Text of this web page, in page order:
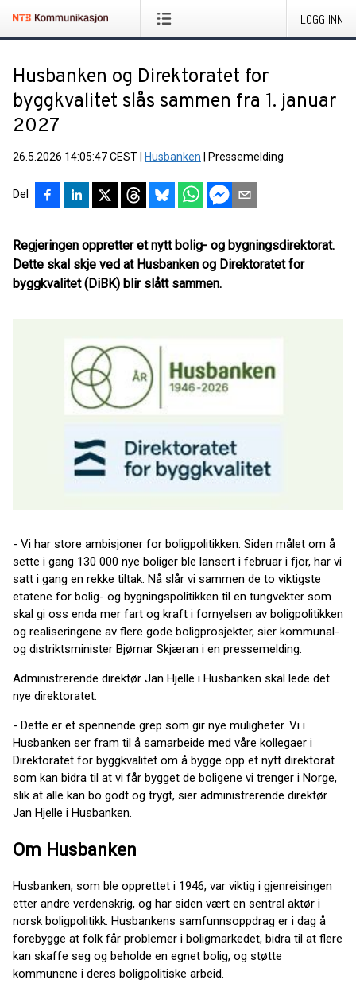
LOGG INN
Husbanken og Direktoratet for
byggkvalitet slås sammen fra 1. januar
2027
26.5.2026 14:05:47 CEST Husbanken Pressemelding
Del
Regjeringen oppretter et nytt bolig- og bygningsdirektorat.
Dette skal skje ved at Husbanken og Direktoratet for
byggkvalitet (DiBK) blir slått sammen.
- Vi har store ambisjoner for boligpolitikken. Siden målet om å
sette i gang 130 000 nye boliger ble lansert i februar i fjor, har vi
satt i gang en rekke tiltak. Nå slår vi sammen de to viktigste
etatene for bolig- og bygningspolitikken til en tungvekter som
skal gi oss enda mer fart og kraft i fornyelsen av boligpolitikken
og realiseringene av flere gode boligprosjekter, sier kommunal-
og distriktsminister Bjørnar Skjæran i en pressemelding.
Administrerende direktør Jan Hjelle i Husbanken skal lede det
nye direktoratet.
- Dette er et spennende grep som gir nye muligheter. Vi i
Husbanken ser fram til å samarbeide med våre kollegaer i
Direktoratet for byggkvalitet om å bygge opp et nytt direktorat
som kan bidra til at vi får bygget de boligene vi trenger i Norge,
slik at alle kan bo godt og trygt, sier administrerende direktør
Jan Hjelle i Husbanken.
Om Husbanken
Husbanken, som ble opprettet i 1946, var viktig i gjenreisingen
etter andre verdenskrig, og har siden vært en sentral aktør i
norsk boligpolitikk. Husbankens samfunnsoppdrag er i dag å
forebygge at folk får problemer i boligmarkedet, bidra til at flere
kan skaffe seg og beholde en egnet bolig, og støtte
kommunene i deres boligpolitiske arbeid.